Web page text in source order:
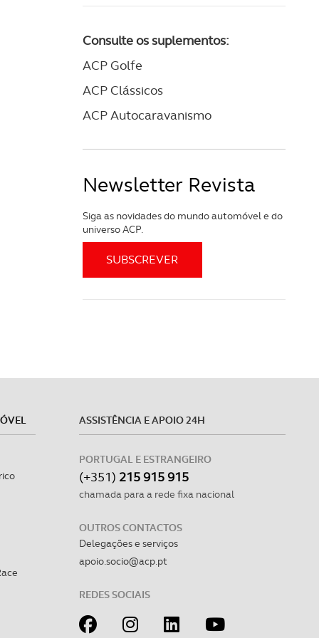
Consulte os suplementos:
ACP Golfe
ACP Clássicos
ACP Autocaravanismo
Newsletter Revista
Siga as novidades do mundo automóvel e do
universo ACP.
ASSISTÊNCIA E APOIO 24H
PORTUGAL E ESTRANGEIRO
(+351) 215 915 915
chamada para a rede fixa nacional
OUTROS CONTACTOS
Delegações e serviços
apoio.socio@acp.pt
REDES SOCIAIS